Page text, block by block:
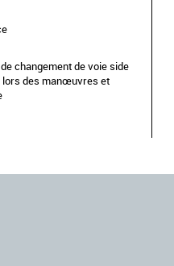
changement de voie side
lors des manœuvres et